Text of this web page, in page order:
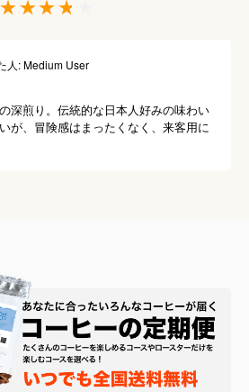
人: Medium User
深煎り。伝統的な日本人好みの味わい
が、冒険感はまったくなく、来客用に